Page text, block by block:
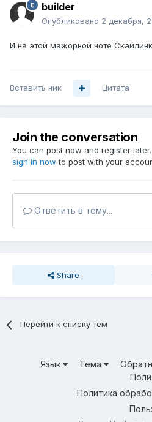
builder
Опубликовано 2 декабря,
И на этой мажорной ноте
Вставить ник Цитата
Join the conversation
You can post now and register
sign in now to post with your
Ответить в тему...
Share
Перейти к списку тем
Язык Тема
Политика